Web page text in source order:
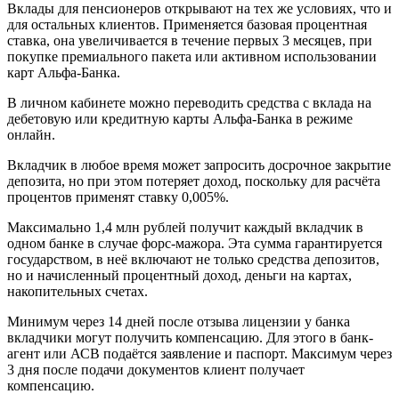
Вклады для пенсионеров открывают на тех же условиях, что и
для остальных клиентов. Применяется базовая процентная
ставка, она увеличивается в течение первых 3 месяцев, при
покупке премиального пакета или активном использовании
карт Альфа-Банка.
В личном кабинете можно переводить средства с вклада на
дебетовую или кредитную карты Альфа-Банка в режиме
онлайн.
Вкладчик в любое время может запросить досрочное закрытие
депозита, но при этом потеряет доход, поскольку для расчёта
процентов применят ставку 0,005%.
Максимально 1,4 млн рублей получит каждый вкладчик в
одном банке в случае форс-мажора. Эта сумма гарантируется
государством, в неё включают не только средства депозитов,
но и начисленный процентный доход, деньги на картах,
накопительных счетах.
Минимум через 14 дней после отзыва лицензии у банка
вкладчики могут получить компенсацию. Для этого в банк-
агент или АСВ подаётся заявление и паспорт. Максимум через
3 дня после подачи документов клиент получает
компенсацию.